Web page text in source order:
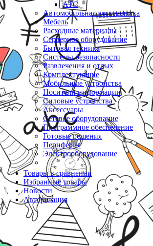
АТС
Автомобильная электроника
Мебель
Расходные материалы
Серверное оборудование
Бытовая техника
Системы безопасности
Развлечения и отдых
Комплектующие
Мобильные устройства
Носители информации
Силовые устройства
Аксессуары
Сетевое оборудование
Программное обеспечение
Готовые решения
Периферия
Электрооборудование
Товары в сравнении
Избранные товары
Новости
Авторизация